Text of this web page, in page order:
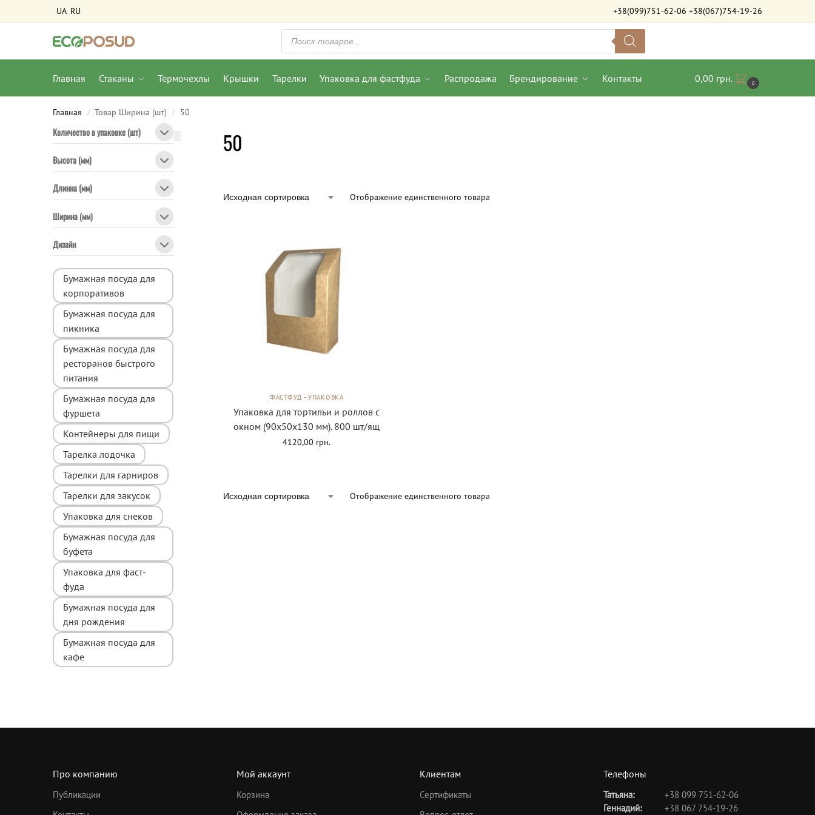
UA RU +38(099)751-62-06 +38(067)754-19-26
Главная Стаканы Термочехлы Крышки Тарелки Упаковка для фастфуда Распродажа Брендирование Контакты 0,00 грн. 0
Главная / Товар Ширина (шт) / 50
50
Отображение единственного товара
ФАСТФУД - УПАКОВКА
Упаковка для тортильи и роллов с
окном (90х50х130 мм). 800 шт/ящ
4120,00 грн.
Отображение единственного товара
Количество в упаковке (шт)
Высота (мм)
Длинна (мм)
Ширина (мм)
Дизайн
Бумажная посуда для
корпоративов
Бумажная посуда для
пикника
Бумажная посуда для
ресторанов быстрого
питания
Бумажная посуда для
фуршета
Контейнеры для пищи
Тарелка лодочка
Тарелки для гарниров
Тарелки для закусок
Упаковка для снеков
Бумажная посуда для
буфета
Упаковка для фаст-
фуда
Бумажная посуда для
дня рождения
Бумажная посуда для
кафе
Про компанию
Публикации
Мой аккаунт
Корзина
Клиентам
Сертификаты
Телефоны
Татьяна:
+38 099 751-62-06
Геннадий:
+38 067 754-19-26